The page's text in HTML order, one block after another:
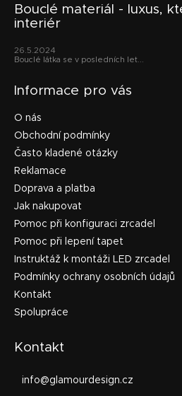
Bouclé materiál - luxus,
interiér
26.5.2024
Bouclé látka se v posledních let...
Informace pro vás
O nás
Obchodní podmínky
Často kladené otázky
Reklamace
Doprava a platba
Jak nakupovat
Pomoc při konfiguraci zrcadel
Pomoc při lepení tapet
Instruktáž k montáži LED zrcadel
Podmínky ochrany osobních údajů
Kontakt
Spolupráce
Kontakt
info@glamourdesign.cz